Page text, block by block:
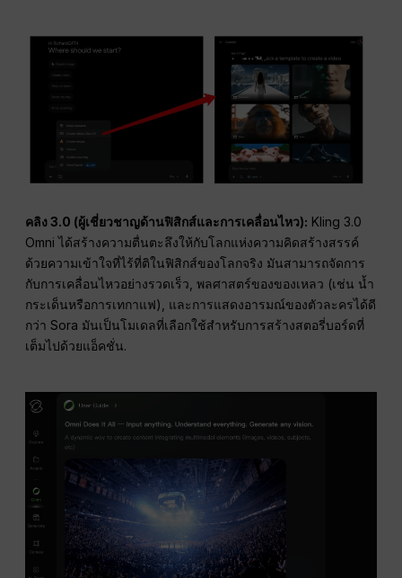
คลิง 3.0 (ผู้เชี่ยวชาญด้านฟิสิกส์และการเคลื่อนไหว): Kling 3.0
Omni ได้สร้างความตื่นตะลึงให้กับโลกแห่งความคิดสร้างสรรค์
ด้วยความเข้าใจที่ไร้ที่ติในฟิสิกส์ของโลกจริง มันสามารถจัดการ
กับการเคลื่อนไหวอย่างรวดเร็ว, พลศาสตร์ของของเหลว (เช่น น้ำ
กระเด็นหรือการเทกาแฟ), และการแสดงอารมณ์ของตัวละครได้ดี
กว่า Sora มันเป็นโมเดลที่เลือกใช้สำหรับการสร้างสตอรี่บอร์ดที่
เต็มไปด้วยแอ็คชั่น.